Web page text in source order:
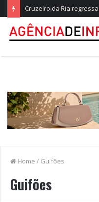
Home / Guifões
Guifões